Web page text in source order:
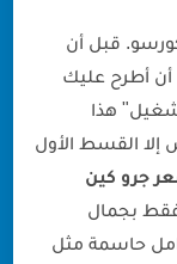
رقم في
كورسو. قبل أن
أطرح عليك
هذا
إلا القسط الأول
جرو كين
بجمال
حاسمة مثل